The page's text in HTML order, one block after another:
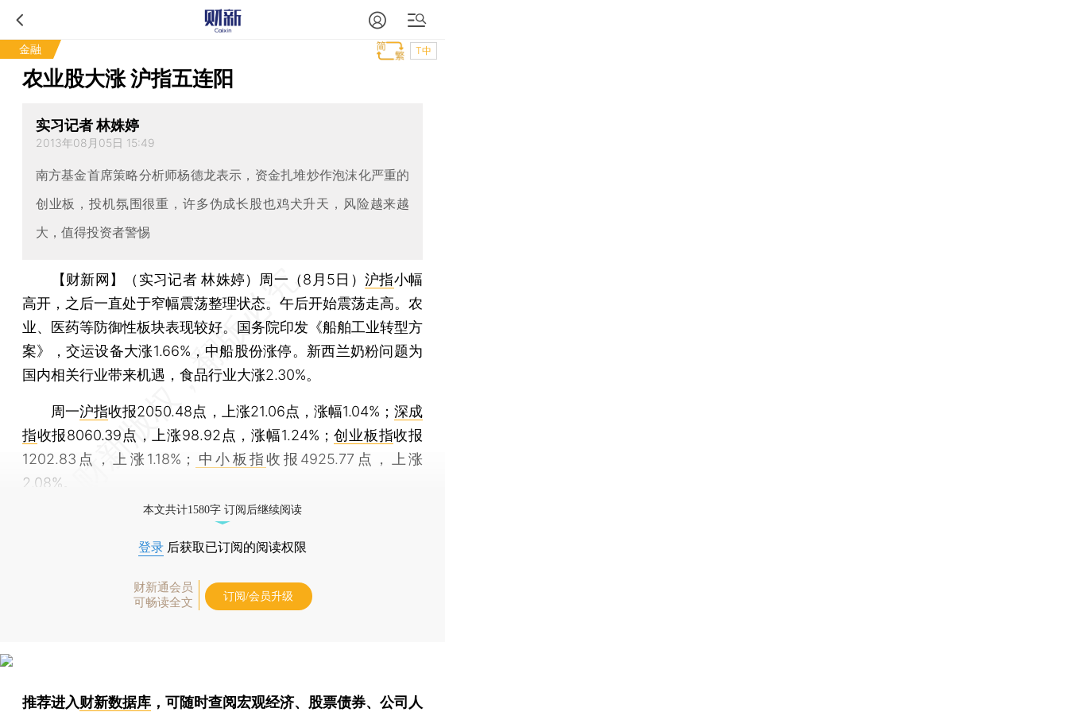
金融 T中
农业股大涨 沪指五连阳
实习记者 林姝婷
2013年08月05日 15:49
南方基金首席策略分析师杨德龙表示，资金扎堆炒作泡沫化严重的
创业板，投机氛围很重，许多伪成长股也鸡犬升天，风险越来越
大，值得投资者警惕
【财新网】（实习记者 林姝婷） 周一（8月5日）沪指小幅
高开，之后一直处于窄幅震荡整理状态。午后开始震荡走高。农
业、医药等防御性板块表现较好。国务院印发《船舶工业转型方
案》，交运设备大涨1.66%，中船股份涨停。新西兰奶粉问题为
国内相关行业带来机遇，食品行业大涨2.30%。
周一沪指收报2050.48点，上涨21.06点，涨幅1.04%； 深成
指收报8060.39点，上涨98.92点，涨幅1.24%； 创业板指收报
1202.83点，上涨1.18%；
中小板指收报4925.77点，上涨
2.08%。
本文共计1580字 订阅后继续阅读
登录 后获取已订阅的阅读权限
财新通会员
可畅读全文
订阅/会员升级
推荐进入财新数据库 ，可随时查阅宏观经济、股票债券、公司人